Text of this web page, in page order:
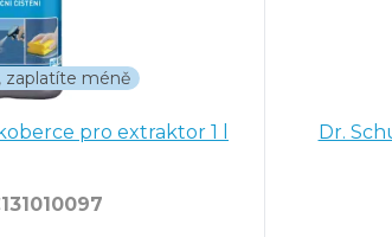
zaplatíte méně
pro extraktor 1 l
Dr.